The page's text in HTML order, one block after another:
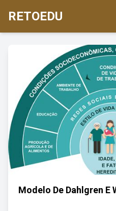
RETOEDU
Modelo De Dahlgren E